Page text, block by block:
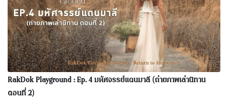
RakDok Playground : Ep. 4 มหัศจรรย์แดนมาลี (ถ่ายภาพเล่านิทาน
ตอนที่ 2)